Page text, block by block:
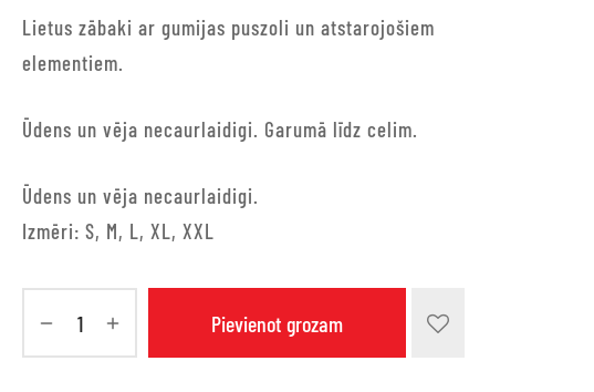
Lietus zābaki ar gumijas puszoli un atstarojošiem
elementiem.
Ūdens un vēja necaurlaidigi. Garumā līdz celim.
Ūdens un vēja necaurlaidigi.
Izmēri: S, M, L, XL, XXL
Pievienot grozam